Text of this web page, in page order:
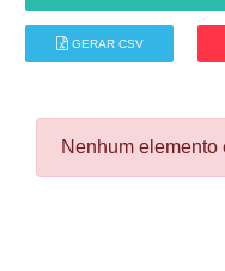
GERAR CSV
Nenhum elemento